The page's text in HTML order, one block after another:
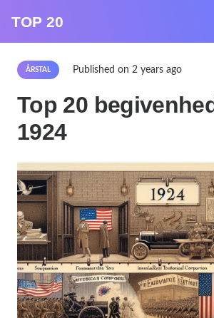
TOP 20
ÅRSTAL Published on2 years ago
Top 20
1924